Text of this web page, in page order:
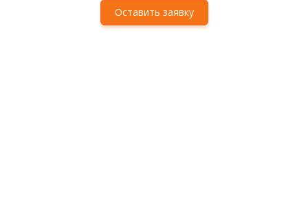
Оставить заявку